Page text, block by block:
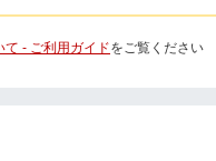
て - ご利用ガイドをご覧ください